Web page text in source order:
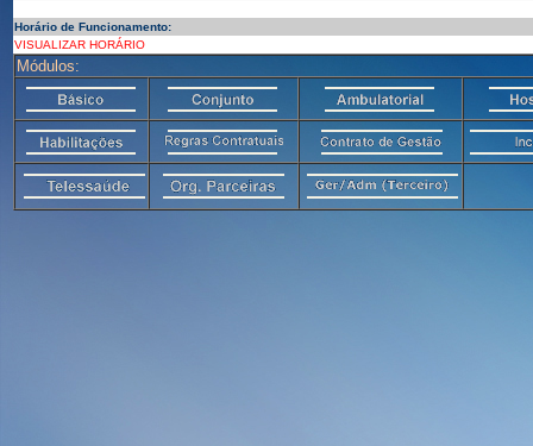
Horário de Funcionamento:
VISUALIZAR HORÁRIO
Módulos: